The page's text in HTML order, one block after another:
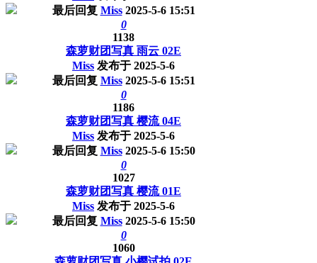
最后回复 Miss 2025-5-6 15:51
0
1138
森萝财团写真 雨云 02E
Miss 发布于 2025-5-6
最后回复 Miss 2025-5-6 15:51
0
1186
森萝财团写真 樱流 04E
Miss 发布于 2025-5-6
最后回复 Miss 2025-5-6 15:50
0
1027
森萝财团写真 樱流 01E
Miss 发布于 2025-5-6
最后回复 Miss 2025-5-6 15:50
0
1060